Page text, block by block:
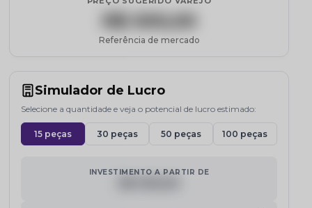
R$ 000,00
Referência de mercado
Simulador de Lucro
Selecione a quantidade e veja o potencial de lucro estimado:
15 peças 30 peças 50 peças 100 peças
INVESTIMENTO A PARTIR DE